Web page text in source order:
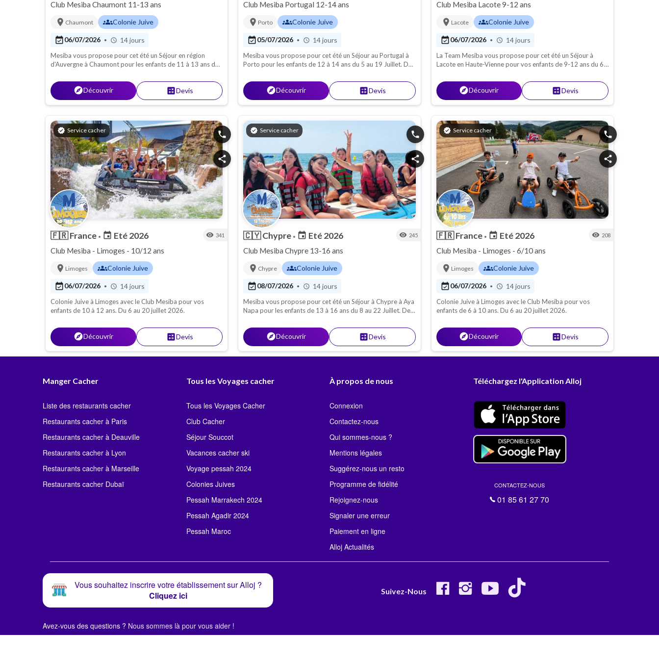
Club Mesiba Chaumont 11-13 ans
location_on Chaumont groupsColonie Juive
event_available06/07/2026 • schedule 14 jours
Mesiba vous propose pour cet été un Séjour en région
d'Auvergne à Chaumont pour les enfants de 11 à 13 ans du
organisés pour de superbes vacances !
exploreDécouvrir calculateDevis
Club Mesiba Portugal 12-14 ans
location_on Porto groupsColonie Juive
event_available05/07/2026 • schedule 14 jours
Mesiba vous propose pour cet été un Séjour au Portugal à
Porto pour les enfants de 12 à 14 ans du 5 au 19 Juillet. Des
vacances !
exploreDécouvrir calculateDevis
Club Mesiba Lacote 9-12 ans
location_on Lacote groupsColonie Juive
event_available06/07/2026 • schedule 14 jours
La Team Mesiba vous propose pour cet été un Séjour à
Lacote en Haute-Vienne pour vos enfants de 9-12 ans du 6
exploreDécouvrir calculateDevis
verified Service cacher phone
share
🇫🇷France • event Eté 2026 visibility 341
Club Mesiba - Limoges - 10/12 ans
location_on Limoges groupsColonie Juive
event_available06/07/2026 • schedule 14 jours
Colonie Juive à Limoges avec le Club Mesiba pour vos
enfants de 10 à 12 ans. Du 6 au 20 juillet 2026.
exploreDécouvrir calculateDevis
verified Service cacher phone
share
🇨🇾Chypre • event Eté 2026 visibility 245
Club Mesiba Chypre 13-16 ans
location_on Chypre groupsColonie Juive
event_available08/07/2026 • schedule 14 jours
Mesiba vous propose pour cet été un Séjour à Chypre à Aya
Napa pour les enfants de 13 à 16 ans du 8 au 22 Juillet. Des
vacances !
exploreDécouvrir calculateDevis
verified Service cacher phone
share
🇫🇷France • event Eté 2026 visibility 208
Club Mesiba - Limoges - 6/10 ans
location_on Limoges groupsColonie Juive
event_available06/07/2026 • schedule 14 jours
Colonie Juive à Limoges avec le Club Mesiba pour vos
enfants de 6 à 10 ans. Du 6 au 20 juillet 2026.
exploreDécouvrir calculateDevis
Manger Cacher
Liste des restaurants cacher
Restaurants cacher à Paris
Restaurants cacher à Deauville
Restaurants cacher à Lyon
Restaurants cacher à Marseille
Restaurants cacher Dubaï
Tous les Voyages cacher
Tous les Voyages Cacher
Club Cacher
Séjour Souccot
Vacances cacher ski
Voyage pessah 2024
Colonies Juives
Pessah Marrakech 2024
Pessah Agadir 2024
Pessah Maroc
À propos de nous
Connexion
Contactez-nous
Qui sommes-nous ?
Mentions légales
Suggérez-nous un resto
Programme de fidélité
Rejoignez-nous
Signaler une erreur
Paiement en ligne
Alloj Actualités
Téléchargez l'Application Alloj
CONTACTEZ-NOUS
01 85 61 27 70
Vous souhaitez inscrire votre établissement sur Alloj ?
Cliquez ici
Suivez-Nous
Avez-vous des questions ? Nous sommes là pour vous aider !
© Alloj.2024 Tous droits réservés